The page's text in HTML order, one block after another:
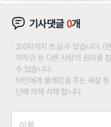
기사댓글0개
200자까지 쓰실 수 있습니다.
저작권 등 다른 사람의 권리를
수 있습니다.
타인에게 불쾌감을 주는 욕설
단에 의해 삭제 합니다.